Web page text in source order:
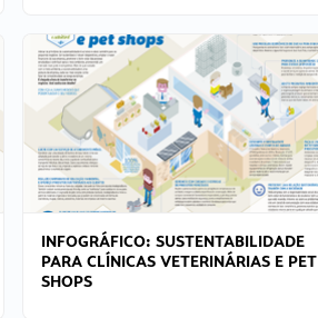
INFOGRÁFICO: SUSTENTABILIDADE
PARA CLÍNICAS VETERINÁRIAS E PET
SHOPS